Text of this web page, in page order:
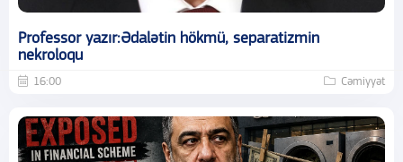
Professor yazır:Ədalətin hökmü, separatizmin
nekroloqu
16:00 Cəmiyyət